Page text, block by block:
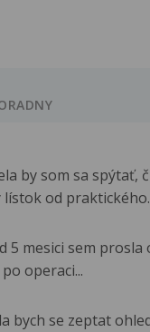
by som sa spýtať,
od
5 mesici sem prosla
operaci...
bych se zeptat